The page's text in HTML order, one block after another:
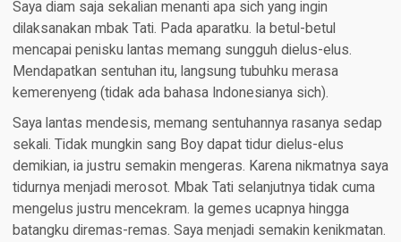
Saya diam saja sekalian menanti apa sich yang ingin
dilaksanakan mbak Tati. Pada aparatku. Ia betul-betul
mencapai penisku lantas memang sungguh dielus-elus.
Mendapatkan sentuhan itu, langsung tubuhku merasa
kemerenyeng (tidak ada bahasa Indonesianya sich).
Saya lantas mendesis, memang sentuhannya rasanya sedap
sekali. Tidak mungkin sang Boy dapat tidur dielus-elus
demikian, ia justru semakin mengeras. Karena nikmatnya saya
tidurnya menjadi merosot. Mbak Tati selanjutnya tidak cuma
mengelus justru mencekram. Ia gemes ucapnya hingga
batangku diremas-remas. Saya menjadi semakin kenikmatan.